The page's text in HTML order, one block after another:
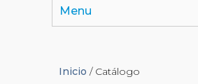
Menu
Inicio / Catálogo